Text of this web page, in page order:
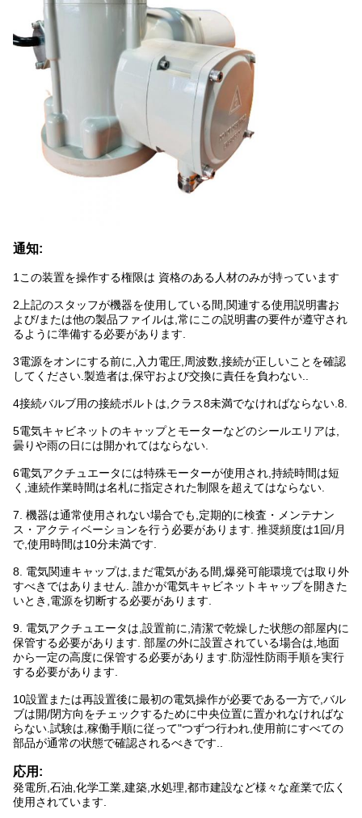
通知:
1この装置を操作する権限は 資格のある人材のみが持っています
2上記のスタッフが機器を使用している間,関連する使用説明書お
よび/または他の製品ファイルは,常にこの説明書の要件が遵守され
るように準備する必要があります.
3電源をオンにする前に,入力電圧,周波数,接続が正しいことを確認
してください.製造者は,保守および交換に責任を負わない..
4接続バルブ用の接続ボルトは,クラス8未満でなければならない.8.
5電気キャビネットのキャップとモーターなどのシールエリアは,
曇りや雨の日には開かれてはならない.
6電気アクチュエータには特殊モーターが使用され,持続時間は短
く,連続作業時間は名札に指定された制限を超えてはならない.
7. 機器は通常使用されない場合でも,定期的に検査・メンテナン
ス・アクティベーションを行う必要があります. 推奨頻度は1回/月
で,使用時間は10分未満です.
8. 電気関連キャップは,まだ電気がある間,爆発可能環境では取り外
すべきではありません. 誰かが電気キャビネットキャップを開きた
いとき,電源を切断する必要があります.
9. 電気アクチュエータは,設置前に,清潔で乾燥した状態の部屋内に
保管する必要があります. 部屋の外に設置されている場合は,地面
から一定の高度に保管する必要があります.防湿性防雨手順を実行
する必要があります.
10設置または再設置後に最初の電気操作が必要である一方で,バル
ブは開/閉方向をチェックするために中央位置に置かれなければな
らない.試験は,稼働手順に従って"つずつ行われ,使用前にすべての
部品が通常の状態で確認されるべきです..
応用:
発電所,石油,化学工業,建築,水処理,都市建設など様々な産業で広く
使用されています.